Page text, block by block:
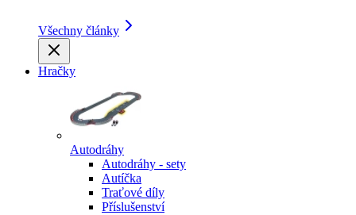
Všechny články
Hračky
Autodráhy
Autodráhy - sety
Autíčka
Traťové díly
Příslušenství